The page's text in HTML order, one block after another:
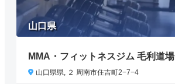
山口県
MMA・フィットネスジム 毛利道場
山口県県, ２ 周南市住吉町2−7−4